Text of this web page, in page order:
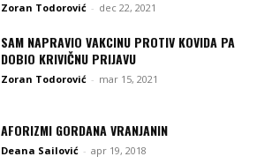
Zoran Todorović - dec 22, 2021
SAM NAPRAVIO VAKCINU PROTIV KOVIDA PA
DOBIO KRIVIČNU PRIJAVU
Zoran Todorović - mar 15, 2021
AFORIZMI GORDANA VRANJANIN
Deana Sailović - apr 19, 2018